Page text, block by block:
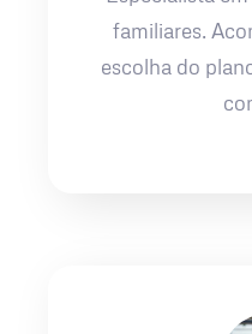
familiares.
escolha do